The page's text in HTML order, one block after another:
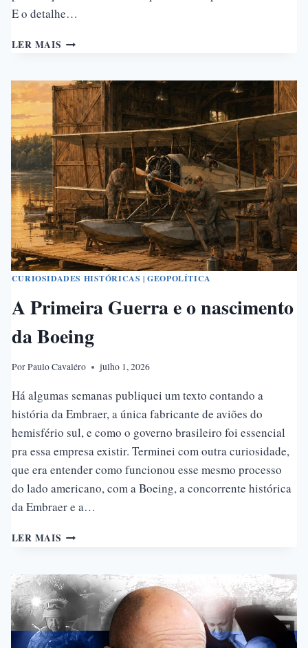
E o detalhe…
LER MAIS KALININGRADO:
RUSSO
DENTRO
DA
OTAN
CURIOSIDADES HISTÓRICAS |GEOPOLÍTICA
A Primeira Guerra e o nascimento
da Boeing
PorPaulo Cavaléro julho 1, 2026
Há algumas semanas publiquei um texto contando a
história da Embraer, a única fabricante de aviões do
hemisfério sul, e como o governo brasileiro foi essencial
pra essa empresa existir. Terminei com outra curiosidade,
que era entender como funcionou esse mesmo processo
do lado americano, com a Boeing, a concorrente histórica
da Embraer e a…
LER MAIS A
E
O
NASCIMENTO
DA
BOEING